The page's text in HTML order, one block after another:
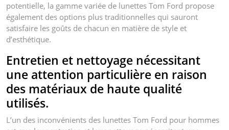
potentielle, la gamme variée de lunettes Tom Ford propose
également des options plus traditionnelles qui sauront
satisfaire les goûts de chacun en matière de style et
d’esthétique.
Entretien et nettoyage nécessitant
une attention particulière en raison
des matériaux de haute qualité
utilisés.
L’un des inconvénients des lunettes Tom Ford pour hommes